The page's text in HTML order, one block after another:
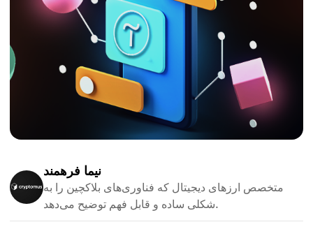
نیما فرهمند
متخصص ارزهای دیجیتال که فناوری‌های بلاکچین را به
شکلی ساده و قابل فهم توضیح می‌دهد.